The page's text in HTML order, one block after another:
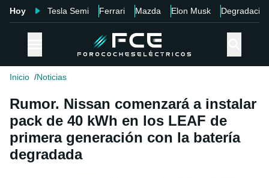
Hoy Tesla Semi Ferrari Mazda Elon Musk Degradación
Inicio Noticias
Rumor. Nissan comenzará a instalar
pack de 40 kWh en los LEAF de
primera generación con la batería
degradada